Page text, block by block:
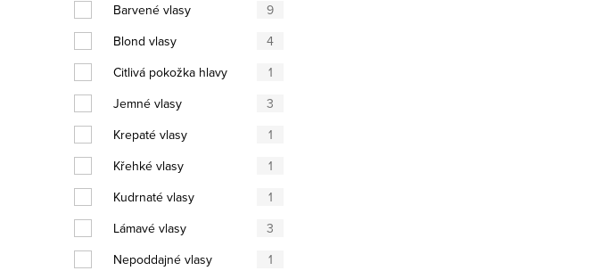
Barvené vlasy
9
Blond vlasy
4
Citlivá pokožka hlavy
1
Jemné vlasy
3
Krepaté vlasy
1
Křehké vlasy
1
Kudrnaté vlasy
1
Lámavé vlasy
3
Nepoddajné vlasy
1